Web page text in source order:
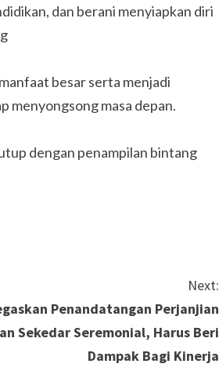
dan berani menyiapkan diri
besar serta menjadi
menyongsong masa depan.
dengan penampilan bintang
Next:
Penandatangan Perjanjian
Sekedar Seremonial, Harus Beri
Dampak Bagi Kinerja